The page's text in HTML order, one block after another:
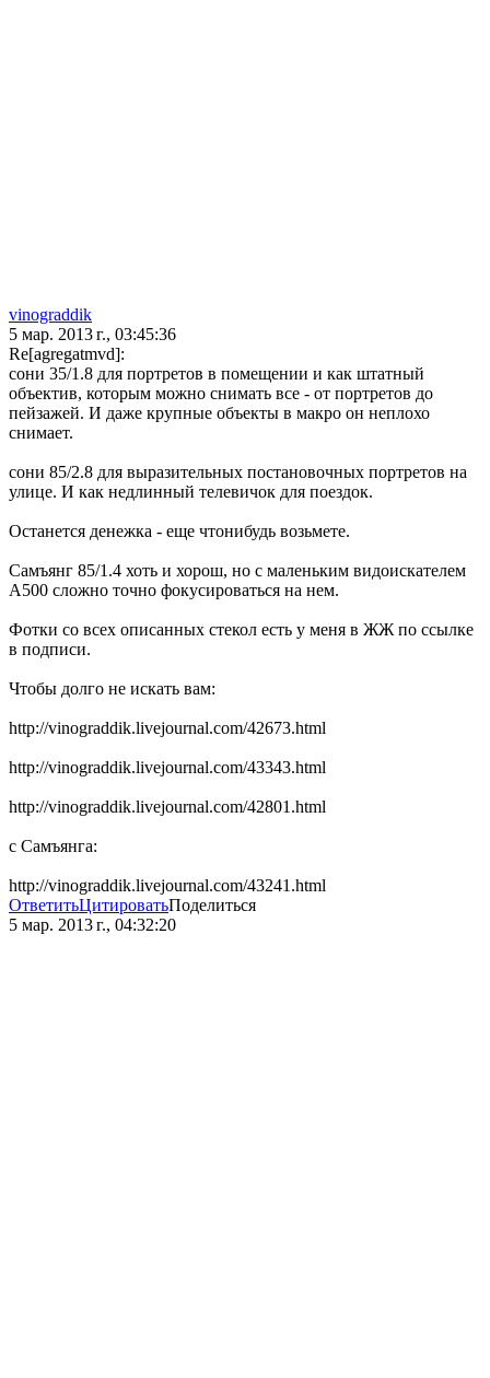
vinograddik
5 мар. 2013 г., 03:45:36
Re[agregatmvd]:
сони 35/1.8 для портретов в помещении и как штатный
объектив, которым можно снимать все - от портретов до
пейзажей. И даже крупные объекты в макро он неплохо
снимает.
сони 85/2.8 для выразительных постановочных портретов на
улице. И как недлинный телевичок для поездок.
Останется денежка - еще чтонибудь возьмете.
Самъянг 85/1.4 хоть и хорош, но с маленьким видоискателем
А500 сложно точно фокусироваться на нем.
Фотки со всех описанных стекол есть у меня в ЖЖ по ссылке
в подписи.
Чтобы долго не искать вам:
http://vinograddik.livejournal.com/42673.html
http://vinograddik.livejournal.com/43343.html
http://vinograddik.livejournal.com/42801.html
с Самъянга:
http://vinograddik.livejournal.com/43241.html
ОтветитьЦитироватьПоделиться
5 мар. 2013 г., 04:32:20